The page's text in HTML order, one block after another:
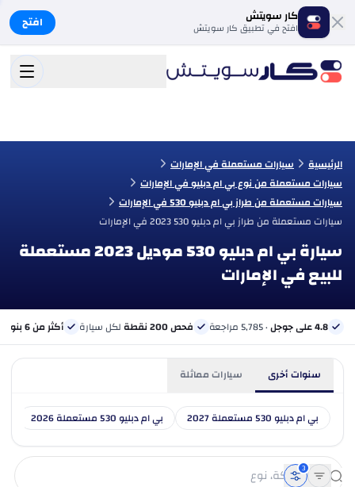
كار سويتش
افتح في تطبيق كار سويتش افتح
الرئيسية
سيارات مستعملة في الإمارات
سيارات مستعملة من نوع بي ام دبليو في الإمارات
سيارات مستعملة من طراز بي ام دبليو 530 في الإمارات
سيارات مستعملة من طراز بي ام دبليو 530 2023 في الإمارات
سيارة بي ام دبليو 530 موديل 2023 مستعملة
للبيع في الإمارات
4.8 على جوجل · 5,785 مراجعة فحص 200 نقطة لكل سيارة أكثر من 6 بنوك
سنوات أخرى سيارات مماثلة
بي ام دبليو 530 مستعملة 2027 بي ام دبليو 530 مستعملة 2026
3